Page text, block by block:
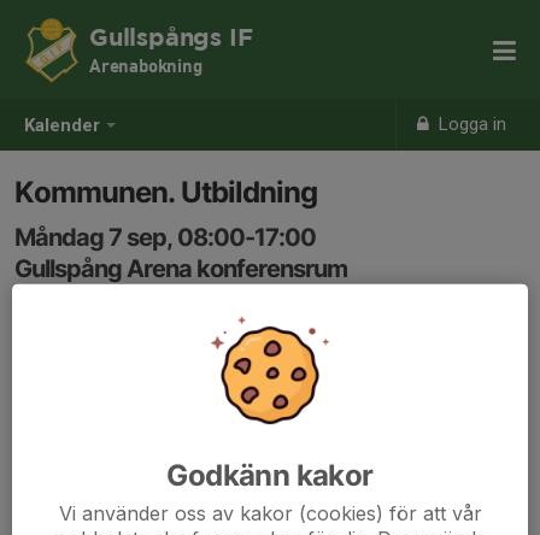
Kalender Logga in
Gullspångs IF
Arenabokning
Kommunen. Utbildning
Måndag 7 sep, 08:00-17:00
Gullspång Arena konferensrum
Godkänn kakor
Vi använder oss av kakor (cookies) för att vår